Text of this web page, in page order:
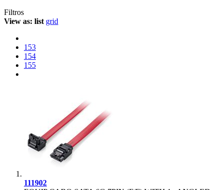
Filtros
View as: list grid
153
154
155
111902